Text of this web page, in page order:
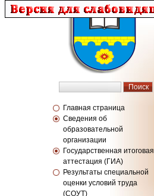
Главная страница
Сведения об
образовательной
организации
Государственная итоговая
аттестация (ГИА)
Результаты специальной
оценки условий труда
(СОУТ)